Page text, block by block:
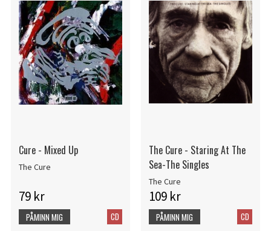
Cure - Mixed Up
The Cure
79 kr
CD
PÅMINN MIG
The Cure - Staring At The
Sea-The Singles
The Cure
109 kr
CD
PÅMINN MIG